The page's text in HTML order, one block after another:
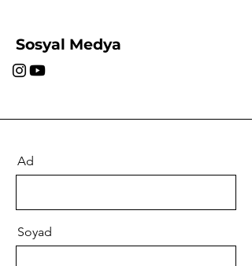
Sosyal Medya
Ad
Soyad